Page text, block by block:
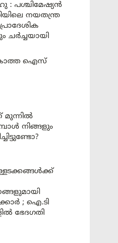
: പശ്ചിമേഷ്യൻ
നയതന്ത്ര
ഐസ്
മുന്നിൽ
നിങ്ങളും
; ഐ.ടി
ഭേദഗതി